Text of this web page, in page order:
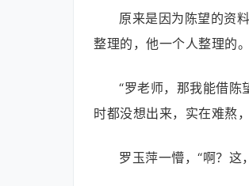
原来是因为陈望的资
整理的，他一个人整理的
“罗老师，那我能借
时都没想出来，实在难熬
罗玉萍一懵，“啊？这，